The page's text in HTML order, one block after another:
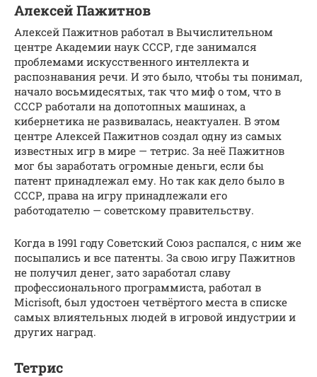
Алексей Пажитнов
Алексей Пажитнов работал в Вычислительном
центре Академии наук СССР, где занимался
проблемами искусственного интеллекта и
распознавания речи. И это было, чтобы ты понимал,
начало восьмидесятых, так что миф о том, что в
СССР работали на допотопных машинах, а
кибернетика не развивалась, неактуален. В этом
центре Алексей Пажитнов создал одну из самых
известных игр в мире — тетрис. За неё Пажитнов
мог бы заработать огромные деньги, если бы
патент принадлежал ему. Но так как дело было в
СССР, права на игру принадлежали его
работодателю — советскому правительству.
Когда в 1991 году Советский Союз распался, с ним же
посыпались и все патенты. За свою игру Пажитнов
не получил денег, зато заработал славу
профессионального программиста, работал в
Micrisoft, был удостоен четвёртого места в списке
самых влиятельных людей в игровой индустрии и
других наград.
Тетрис